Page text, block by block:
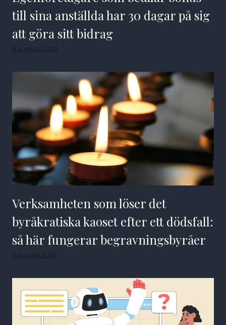
till sina anställda har 30 dagar på sig
att göra sitt bidrag
8 augusti 2026
Verksamheten som löser det
byråkratiska kaoset efter ett dödsfall:
så här fungerar begravningsbyråer
7 augusti 2026